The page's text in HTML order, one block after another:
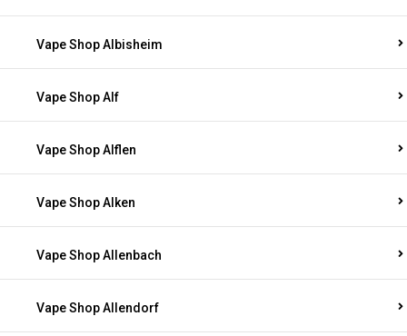
Vape Shop Albisheim
Vape Shop Alf
Vape Shop Alflen
Vape Shop Alken
Vape Shop Allenbach
Vape Shop Allendorf